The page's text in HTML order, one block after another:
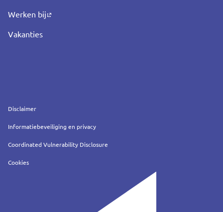
Werken bij
Vakanties
Service
Disclaimer
Informatiebeveiliging en privacy
Coordinated Vulnerability Disclosure
Cookies